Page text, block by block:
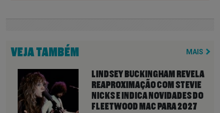
VEJA TAMBÉM MAIS
LINDSEY BUCKINGHAM REVELA
REAPROXIMAÇÃO COM STEVIE
NICKS E INDICA NOVIDADES DO
FLEETWOOD MAC PARA 2027